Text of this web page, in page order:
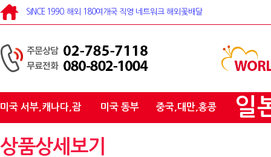
SINCE 1990. 해외 180여개국 직영 네트워크 해외꽃배달
미국 서부,캐나다,괌 미국 동부 중국,대만,홍콩 일
상품상세보기